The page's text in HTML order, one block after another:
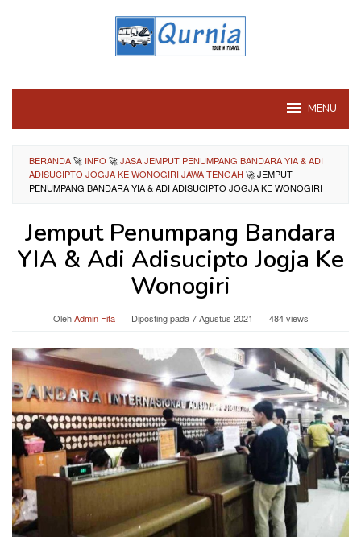
MENU
BERANDA🚀 INFO 🚀JASA JEMPUT PENUMPANG BANDARA YIA & ADI
ADISUCIPTO JOGJA KE WONOGIRI JAWA TENGAH 🚀JEMPUT
PENUMPANG BANDARA YIA & ADI ADISUCIPTO JOGJA KE WONOGIRI
Jemput Penumpang Bandara
YIA & Adi Adisucipto Jogja Ke
Wonogiri
OlehAdmin Fita Diposting pada7 Agustus 2021 484 views